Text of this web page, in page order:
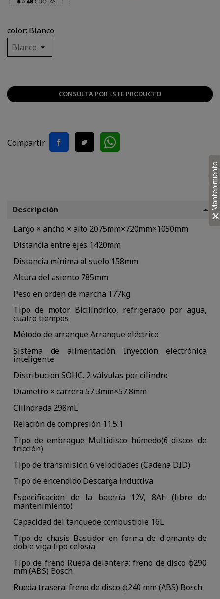
color: Blanco
CONSULTA POR ESTE PRODUCTO
Compartir
Descripción
Largo × ancho × alto 2075mm×720mm×1050mm
Distancia entre ejes 1420mm
Distancia mínima al suelo 158mm
Altura del asiento 785mm
Peso en orden de marcha 177kg
Tipo de motor Bicilíndrico, refrigerado por agua,
cuatro tiempos
Método de arranque Arranque eléctrico
Sistema de alimentación
Inyección electrónica
inteligente
Distribución SOHC, 2 válvulas por cilindro
Diámetro × carrera 57.3mm×57.8mm
Cilindrada 298mL
Relación de compresión 11.5:1
Tipo de embrague Multidisco húmedo(6 discos de
fricción)
Tipo de transmisión 6 velocidades (Cadena DID)
Tipo de encendido Descarga inductiva
Especificación de la batería
12V, 8Ah (libre de
mantenimiento)
Capacidad del tanquede combustible 16L
Tipo de chasis Bastidor en forma de diamante de
doble viga tipo celosía
Tipo de freno Rueda delantera: freno de disco φ290
mm (ABS) Bosch
Rueda trasera: freno de disco φ240 mm (ABS) Bosch
Mantenimiento